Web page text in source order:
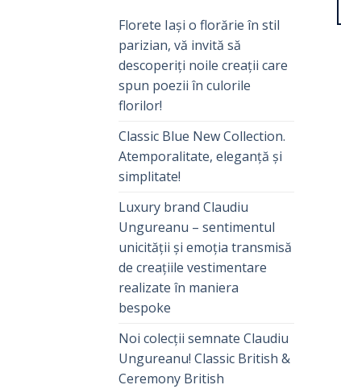
Florete Iași o florărie în stil
parizian, vă invită să
descoperiți noile creații care
spun poezii în culorile
florilor!
Classic Blue New Collection.
Atemporalitate, eleganță și
simplitate!
Luxury brand Claudiu
Ungureanu – sentimentul
unicității și emoția transmisă
de creațiile vestimentare
realizate în maniera
bespoke
Noi colecții semnate Claudiu
Ungureanu! Classic British &
Ceremony British